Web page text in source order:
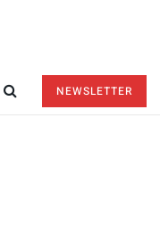
NEWSLETTER